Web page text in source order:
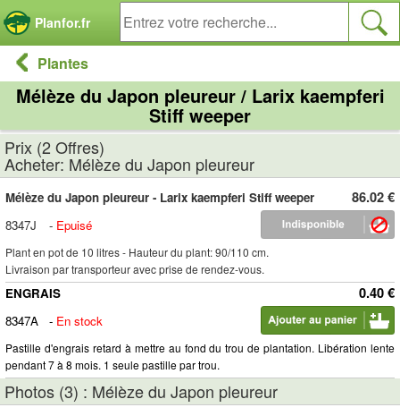
Planfor.fr
Plantes
Mélèze du Japon pleureur / Larix kaempferi
Stiff weeper
Prix (2 Offres)
Acheter: Mélèze du Japon pleureur
86.02 €
Mélèze du Japon pleureur - Larix kaempferi Stiff weeper
8347J
- Epuisé
Plant en pot de 10 litres - Hauteur du plant: 90/110 cm.
Livraison par transporteur avec prise de rendez-vous.
0.40 €
ENGRAIS
8347A
- En stock
Pastille d'engrais retard à mettre au fond du trou de plantation. Libération lente
pendant 7 à 8 mois. 1 seule pastille par trou.
Photos (3) : Mélèze du Japon pleureur
Panneau de gestion des cookies